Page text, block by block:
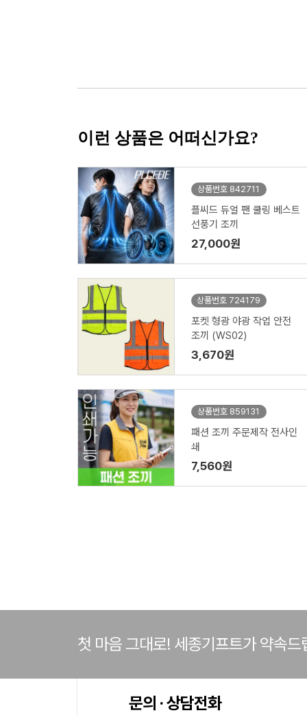
이런 상품은 어떠신가요?
상품번호 842711
플씨드 듀얼 팬 쿨링 베스트
선풍기 조끼
27,000원
상품번호 724179
포켓 형광 야광 작업 안전
조끼 (WS02)
3,670원
상품번호 859131
패션 조끼 주문제작 전사인
쇄
7,560원
첫 마음 그대로! 세종기프트가 약속드
문의 · 상담전화